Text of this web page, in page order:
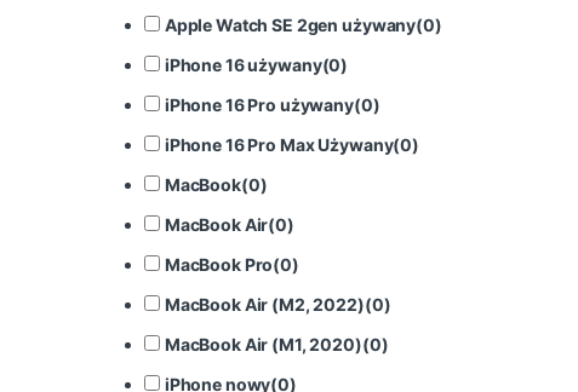
Apple Watch SE 2gen używany(0)
iPhone 16 używany(0)
iPhone 16 Pro używany(0)
iPhone 16 Pro Max Używany(0)
MacBook(0)
MacBook Air(0)
MacBook Pro(0)
MacBook Air (M2, 2022)(0)
MacBook Air (M1, 2020)(0)
iPhone nowy(0)